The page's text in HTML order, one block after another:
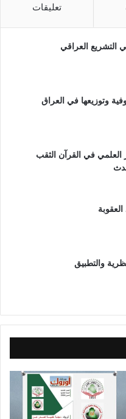
تعليقات
التشريع العراقي
وتوزيعها في العراق
في القرآن الثقب
والتطبيق